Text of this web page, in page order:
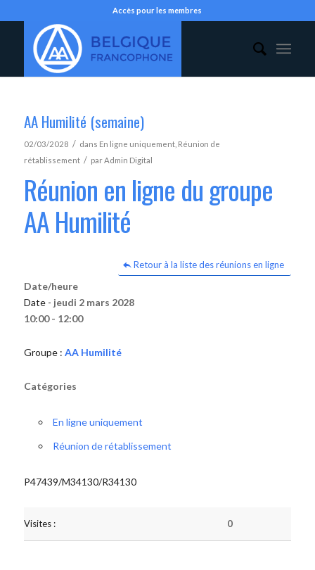
Accès pour les membres
AA Humilité (semaine)
02/03/2028 / dans En ligne uniquement, Réunion de
rétablissement / parAdmin Digital
Réunion en ligne du groupe
AA Humilité
Retour à la liste des réunions en ligne
Date/heure
Date - jeudi 2 mars 2028
10:00 - 12:00
Groupe : AA Humilité
Catégories
En ligne uniquement
Réunion de rétablissement
P47439/M34130/R34130
Visites : 0